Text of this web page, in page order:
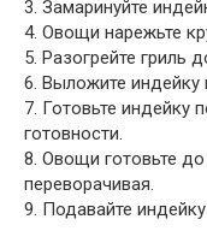
3. Замаринуйте
4. Овощи нарежьте
5. Разогрейте гриль
6. Выложите индейку
7. Готовьте индейку
готовности.
8. Овощи готовьте
переворачивая.
9. Подавайте